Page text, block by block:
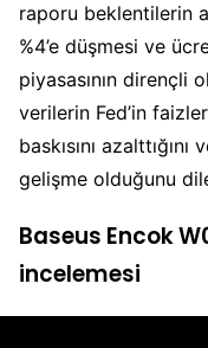
raporu beklentilerin
%4’e düşmesi ve
piyasasının dirençli
verilerin Fed’in
baskısını
gelişme olduğunu
Baseus Encok
incelemesi